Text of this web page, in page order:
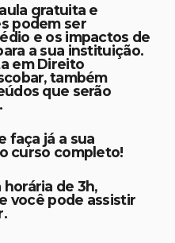
gratuita e
podem ser
e os impactos de
a sua instituição.
em Direito
também
que serão
faça já a sua
curso completo!
de 3h,
você pode assistir